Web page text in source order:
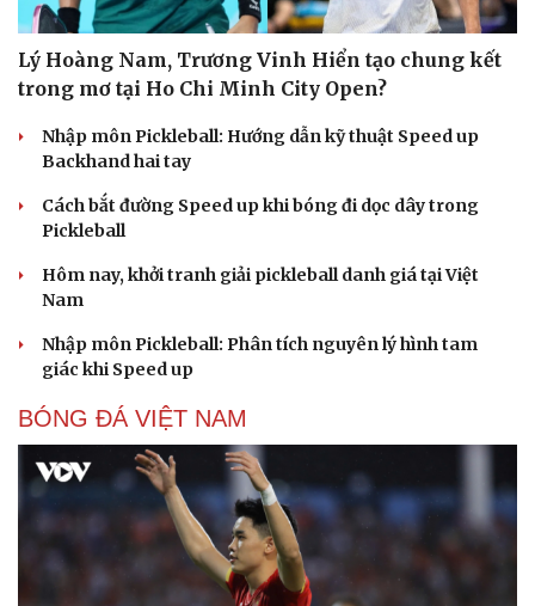
Lý Hoàng Nam, Trương Vinh Hiển tạo chung kết
trong mơ tại Ho Chi Minh City Open?
Nhập môn Pickleball: Hướng dẫn kỹ thuật Speed up
Backhand hai tay
Cách bắt đường Speed up khi bóng đi dọc dây trong
Pickleball
Hôm nay, khởi tranh giải pickleball danh giá tại Việt
Nam
Nhập môn Pickleball: Phân tích nguyên lý hình tam
giác khi Speed up
BÓNG ĐÁ VIỆT NAM